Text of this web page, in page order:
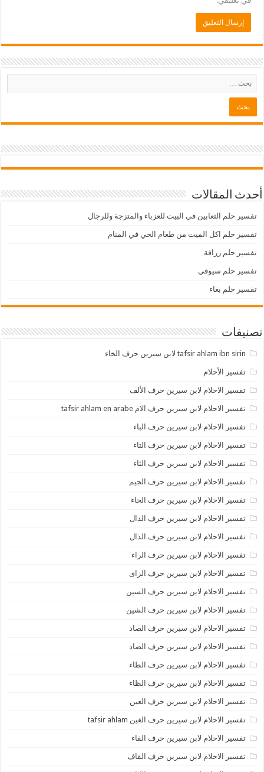
أحدث المقالات
تفسير حلم الثعابين في البيت للعزباء والمتزجة وللرجال
تفسير حلم اكل الميت من طعام الحي في المنام
تفسير حلم زرافة
تفسير حلم سيوفي
تفسير حلم بغاء
تصنيفات
tafsir ahlam ibn sirin لابن سيرين حرف الخاء
تفسير الأحلام
تفسير الاحلام لابن سيرين حرف الألف
تفسير الاحلام لابن سيرين حرف الام tafsir ahlam en arabe
تفسير الاحلام لابن سيرين حرف الباء
تفسير الاحلام لابن سيرين حرف التاء
تفسير الاحلام لابن سيرين حرف الثاء
تفسير الاحلام لابن سيرين حرف الجيم
تفسير الاحلام لابن سيرين حرف الحاء
تفسير الاحلام لابن سيرين حرف الدال
تفسير الاحلام لابن سيرين حرف الذال
تفسير الاحلام لابن سيرين حرف الراء
تفسير الاحلام لابن سيرين حرف الزاى
تفسير الاحلام لابن سيرين حرف السين
تفسير الاحلام لابن سيرين حرف الشين
تفسير الاحلام لابن سيرين حرف الصاد
تفسير الاحلام لابن سيرين حرف الضاد
تفسير الاحلام لابن سيرين حرف الطاء
تفسير الاحلام لابن سيرين حرف الظاء
تفسير الاحلام لابن سيرين حرف العين
تفسير الاحلام لابن سيرين حرف الغين tafsir ahlam
تفسير الاحلام لابن سيرين حرف الفاء
تفسير الاحلام لابن سيرين حرف القاف